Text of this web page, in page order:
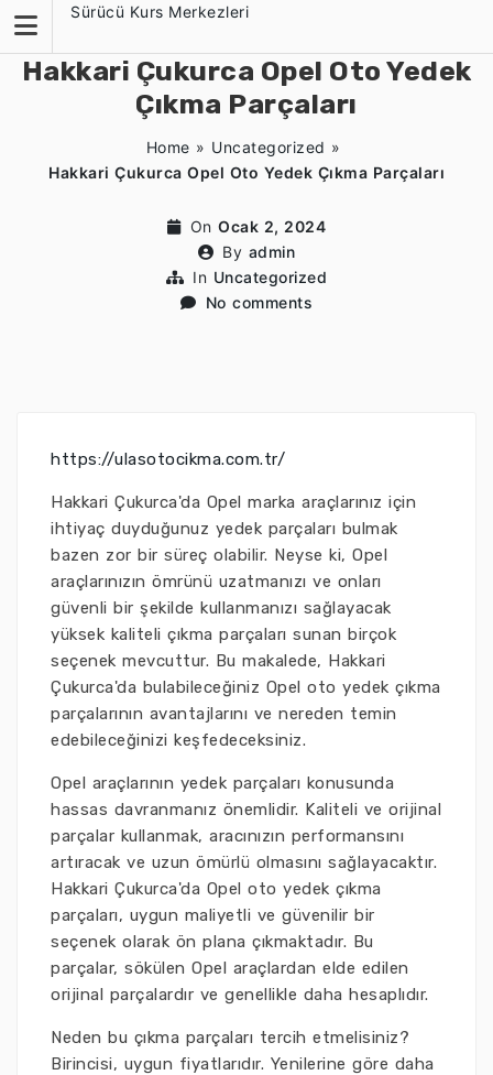
content
Sürücü Kurs Merkezleri
Hakkari Çukurca Opel Oto Yedek
Çıkma Parçaları
Home » Uncategorized »
Hakkari Çukurca Opel Oto Yedek Çıkma Parçaları
On Ocak 2, 2024
By admin
In Uncategorized
No comments
https://ulasotocikma.com.tr/
Hakkari Çukurca'da Opel marka araçlarınız için
ihtiyaç duyduğunuz yedek parçaları bulmak
bazen zor bir süreç olabilir. Neyse ki, Opel
araçlarınızın ömrünü uzatmanızı ve onları
güvenli bir şekilde kullanmanızı sağlayacak
yüksek kaliteli çıkma parçaları sunan birçok
seçenek mevcuttur. Bu makalede, Hakkari
Çukurca'da bulabileceğiniz Opel oto yedek çıkma
parçalarının avantajlarını ve nereden temin
edebileceğinizi keşfedeceksiniz.
Opel araçlarının yedek parçaları konusunda
hassas davranmanız önemlidir. Kaliteli ve orijinal
parçalar kullanmak, aracınızın performansını
artıracak ve uzun ömürlü olmasını sağlayacaktır.
Hakkari Çukurca'da Opel oto yedek çıkma
parçaları, uygun maliyetli ve güvenilir bir
seçenek olarak ön plana çıkmaktadır. Bu
parçalar, sökülen Opel araçlardan elde edilen
orijinal parçalardır ve genellikle daha hesaplıdır.
Neden bu çıkma parçaları tercih etmelisiniz?
Birincisi, uygun fiyatlarıdır. Yenilerine göre daha